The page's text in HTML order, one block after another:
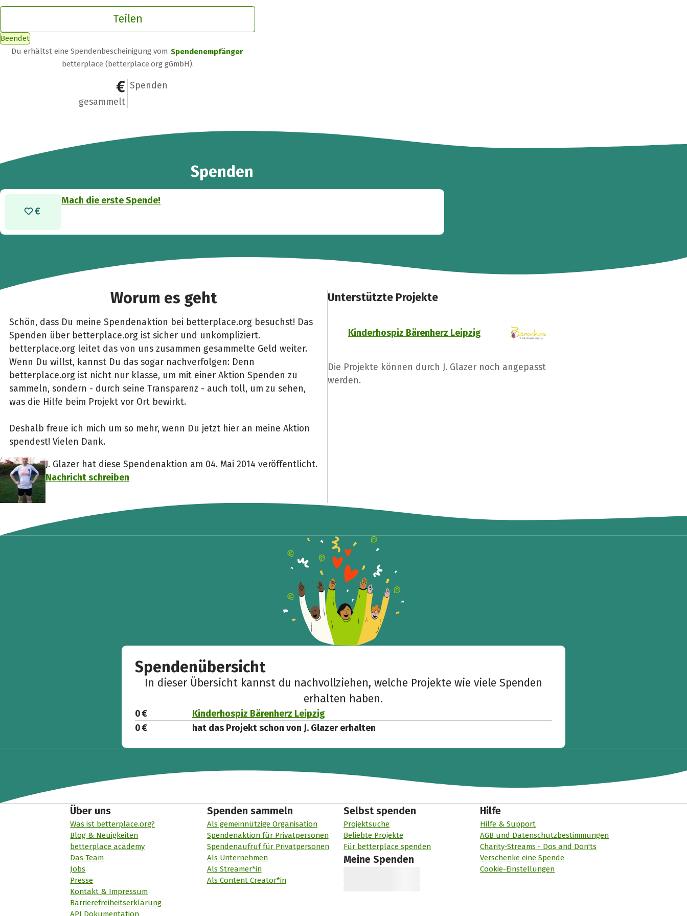
Teilen
Beendet
Du erhältst eine Spendenbescheinigung vom Spendenempfänger
betterplace (betterplace.org gGmbH).
0 €
gesammelt
0
Spenden
Spenden
Mach die erste Spende!
Worum es geht
Schön, dass Du meine Spendenaktion bei betterplace.org besuchst! Das
Spenden über betterplace.org ist sicher und unkompliziert.
betterplace.org leitet das von uns zusammen gesammelte Geld weiter.
Wenn Du willst, kannst Du das sogar nachverfolgen: Denn
betterplace.org ist nicht nur klasse, um mit einer Aktion Spenden zu
sammeln, sondern - durch seine Transparenz - auch toll, um zu sehen,
was die Hilfe beim Projekt vor Ort bewirkt.
Deshalb freue ich mich um so mehr, wenn Du jetzt hier an meine Aktion
spendest! Vielen Dank.
J. Glazer hat diese Spendenaktion am 04. Mai 2014 veröffentlicht.
Nachricht schreiben
Unterstützte Projekte
Kinderhospiz Bärenherz Leipzig
Die Projekte können durch J. Glazer noch angepasst
werden.
Spendenübersicht
In dieser Übersicht kannst du nachvollziehen, welche Projekte wie viele Spenden
erhalten haben.
0 €
Kinderhospiz Bärenherz Leipzig
0 €
hat das Projekt schon von J. Glazer erhalten
Über uns
Was ist betterplace.org?
Blog & Neuigkeiten
betterplace academy
Das Team
Jobs
Presse
Kontakt & Impressum
Barrierefreiheitserklärung
API Dokumentation
Spenden sammeln
Als gemeinnützige Organisation
Spendenaktion für Privatpersonen
Spendenaufruf für Privatpersonen
Als Unternehmen
Als Streamer*in
Als Content Creator*in
Selbst spenden
Projektsuche
Beliebte Projekte
Für betterplace spenden
Meine Spenden
Hilfe
Hilfe & Support
AGB und Datenschutzbestimmungen
Charity-Streams - Dos and Don'ts
Verschenke eine Spende
Cookie-Einstellungen